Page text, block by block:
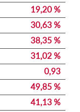
19,20 %
30,63 %
38,35 %
31,02 %
0,93
49,85 %
41,13 %